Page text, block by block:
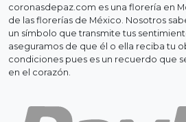
coronasdepaz.com es una florería en
de las florerías de México. Nosotros
un símbolo que transmite tus
aseguramos de que él o ella reciba tu
condiciones pues es un recuerdo que
en el corazón.